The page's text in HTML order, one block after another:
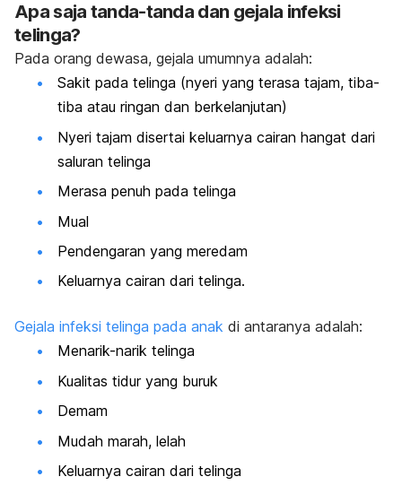
Apa saja tanda-tanda dan gejala infeksi
telinga?
Pada orang dewasa, gejala umumnya adalah:
Sakit pada telinga (nyeri yang terasa tajam, tiba-
tiba atau ringan dan berkelanjutan)
Nyeri tajam disertai keluarnya cairan hangat dari
saluran telinga
Merasa penuh pada telinga
Mual
Pendengaran yang meredam
Keluarnya cairan dari telinga.
Gejala infeksi telinga pada anak di antaranya adalah:
Menarik-narik telinga
Kualitas tidur yang buruk
Demam
Mudah marah, lelah
Keluarnya cairan dari telinga